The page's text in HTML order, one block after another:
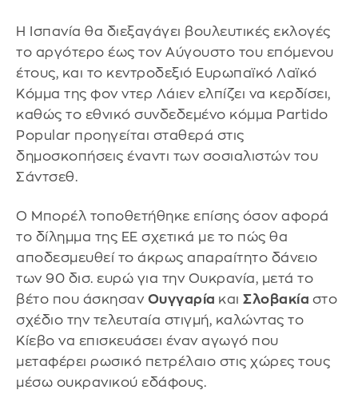
Η Ισπανία θα διεξαγάγει βουλευτικές εκλογές
το αργότερο έως τον Αύγουστο του επόμενου
έτους, και το κεντροδεξιό Ευρωπαϊκό Λαϊκό
Κόμμα της φον ντερ Λάιεν ελπίζει να κερδίσει,
καθώς το εθνικό συνδεδεμένο κόμμα Partido
Popular προηγείται σταθερά στις
δημοσκοπήσεις έναντι των σοσιαλιστών του
Σάντσεθ.
Ο Μπορέλ τοποθετήθηκε επίσης όσον αφορά
το δίλημμα της ΕΕ σχετικά με το πώς θα
αποδεσμευθεί το άκρως απαραίτητο δάνειο
των 90 δισ. ευρώ για την Ουκρανία, μετά το
βέτο που άσκησαν Ουγγαρία και Σλοβακία στο
σχέδιο την τελευταία στιγμή, καλώντας το
Κίεβο να επισκευάσει έναν αγωγό που
μεταφέρει ρωσικό πετρέλαιο στις χώρες τους
μέσω ουκρανικού εδάφους.